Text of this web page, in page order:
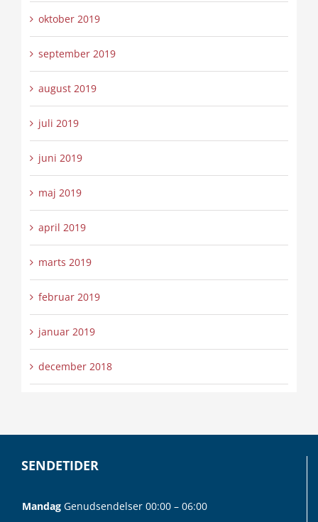
oktober 2019
september 2019
august 2019
juli 2019
juni 2019
maj 2019
april 2019
marts 2019
februar 2019
januar 2019
december 2018
SENDETIDER
Mandag Genudsendelser 00:00 – 06:00